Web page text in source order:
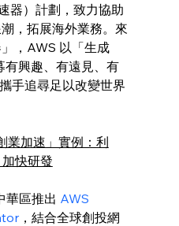
器）計劃，致力協助
，拓展海外業務。來
，AWS 以「生成
有興趣、有遠見、有
手追尋足以改變世界
業加速」實例：利
加快研發
華區推出 AWS
，結合全球創投網